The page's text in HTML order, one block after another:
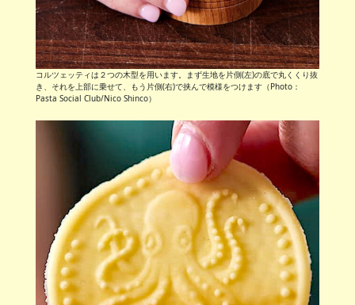
コルツェッティは２つの木型を用います。まず生地を片側(左)の底で丸くくり抜
き、それを上部に乗せて、もう片側(右)で挟んで模様をつけます（Photo：
Pasta Social Club/Nico Shinco）